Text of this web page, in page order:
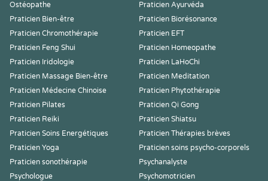
Ostéopathe
Praticien Ayurvéda
Praticien Bien-être
Praticien Biorésonance
Praticien Chromothérapie
Praticien EFT
Praticien Feng Shui
Praticien Homeopathe
Praticien Iridologie
Praticien LaHoChi
Praticien Massage Bien-être
Praticien Meditation
Praticien Médecine Chinoise
Praticien Phytothérapie
Praticien Pilates
Praticien Qi Gong
Praticien Reiki
Praticien Shiatsu
Praticien Soins Energétiques
Praticien Thérapies brèves
Praticien Yoga
Praticien soins psycho-corporels
Praticien sonothérapie
Psychanalyste
Psychologue
Psychomotricien